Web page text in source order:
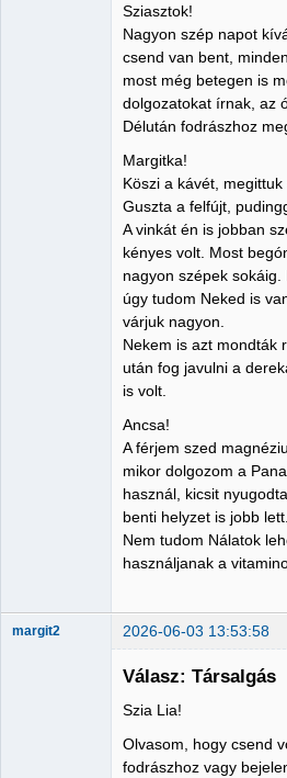
Sziasztok!
Nagyon szép napot
csend van bent,
most még betegen is
dolgozatokat írnak, az
Délután fodrászhoz
Margitka!
Köszi a kávét, megittuk
Guszta a felfújt,
A vinkát én is jobban
kényes volt. Most
nagyon szépek sokáig.
úgy tudom Neked is
várjuk nagyon.
Nekem is azt mondták
után fog javulni a
is volt.
Ancsa!
A férjem szed
mikor dolgozom a
használ, kicsit
benti helyzet is jobb lett.
Nem tudom Nálatok
használjanak a
margit2 2026-06-03 13:53:58
Válasz: Társalgás
Szia Lia!
Olvasom, hogy csend
fodrászhoz vagy